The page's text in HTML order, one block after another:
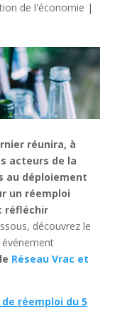
de l'économie |
réunira, à
acteurs de la
au déploiement
un réemploi
réfléchir
découvrez le
Réseau Vrac et
réemploi du 5